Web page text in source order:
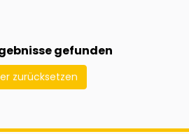
gefunden
zurücksetzen